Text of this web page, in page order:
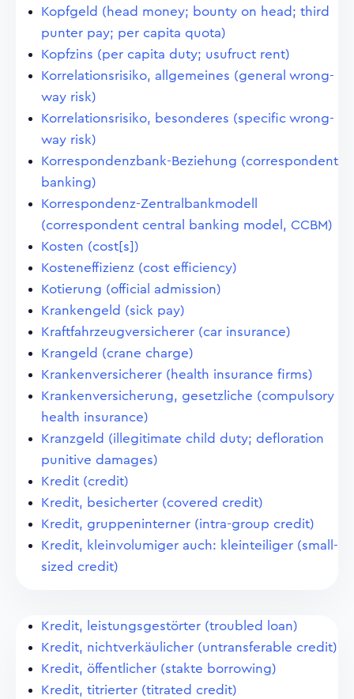
Kopfgeld (head money; bounty on head; third
punter pay; per capita quota)
Kopfzins (per capita duty; usufruct rent)
Korrelationsrisiko, allgemeines (general wrong-
way risk)
Korrelationsrisiko, besonderes (specific wrong-
way risk)
Korrespondenzbank-Beziehung (correspondent
banking)
Korrespondenz-Zentralbankmodell
(correspondent central banking model, CCBM)
Kosten (cost[s])
Kosteneffizienz (cost efficiency)
Kotierung (official admission)
Krankengeld (sick pay)
Kraftfahrzeugversicherer (car insurance)
Krangeld (crane charge)
Krankenversicherer (health insurance firms)
Krankenversicherung, gesetzliche (compulsory
health insurance)
Kranzgeld (illegitimate child duty; defloration
punitive damages)
Kredit (credit)
Kredit, besicherter (covered credit)
Kredit, gruppeninterner (intra-group credit)
Kredit, kleinvolumiger auch: kleinteiliger (small-
sized credit)
Kredit, leistungsgestörter (troubled loan)
Kredit, nichtverkäulicher (untransferable credit)
Kredit, öffentlicher (stakte borrowing)
Kredit, titrierter (titrated credit)